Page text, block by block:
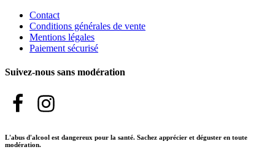
Contact
Conditions générales de vente
Mentions légales
Paiement sécurisé
Suivez-nous sans modération
L'abus d'alcool est dangereux pour la santé. Sachez apprécier et déguster en toute
modération.